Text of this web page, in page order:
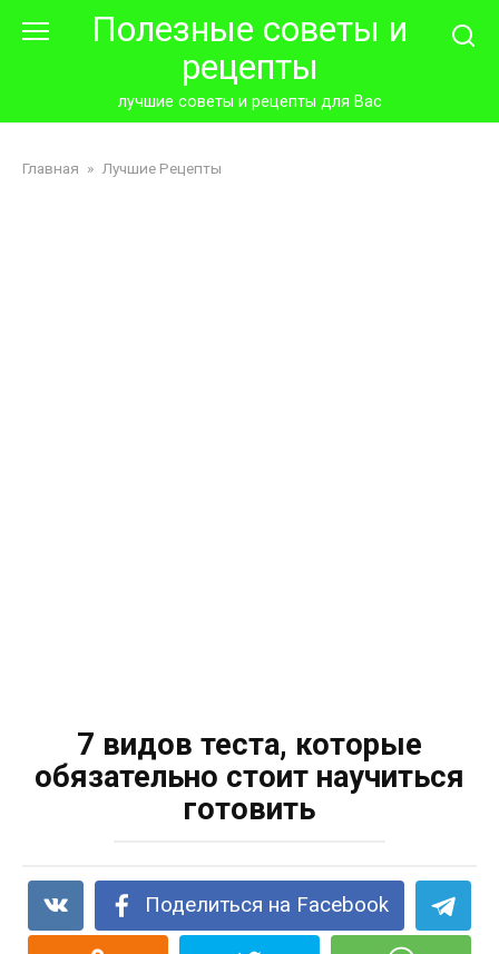
Полезные советы и
рецепты
лучшие советы и рецепты для Вас
Главная » Лучшие Рецепты
7 видов теста, которые
обязательно стоит научиться
готовить
Поделиться на Facebook